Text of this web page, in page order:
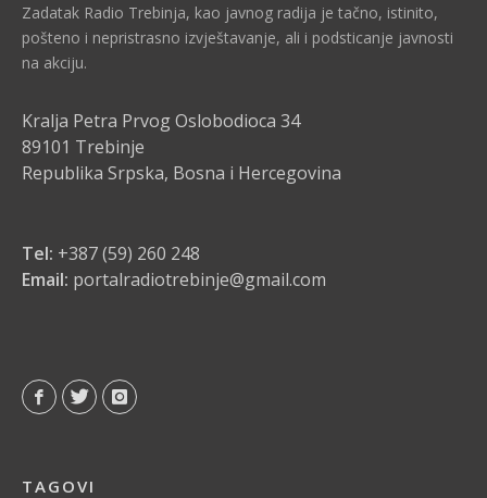
Zadatak Radio Trebinja, kao javnog radija je tačno, istinito,
pošteno i nepristrasno izvještavanje, ali i podsticanje javnosti
na akciju.
Kralja Petra Prvog Oslobodioca 34
89101 Trebinje
Republika Srpska, Bosna i Hercegovina
Tel: +387 (59) 260 248
Email: portalradiotrebinje@gmail.com
TAGOVI